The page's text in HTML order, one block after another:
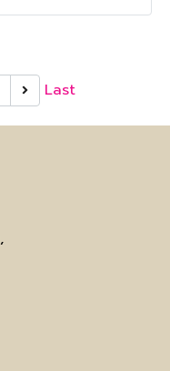
Last
,